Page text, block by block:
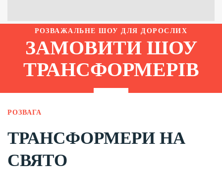
РОЗВАЖАЛЬНЕ ШОУ ДЛЯ ДОРОСЛИХ
ЗАМОВИТИ ШОУ
ТРАНСФОРМЕРІВ
РОЗВАГА
ТРАНСФОРМЕРИ НА
СВЯТО